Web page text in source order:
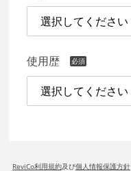
使用歴
ReviCo利用規約及び個人情報保護方針